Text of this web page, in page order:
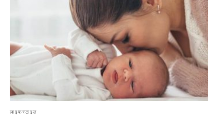
लाइफस्टाइल